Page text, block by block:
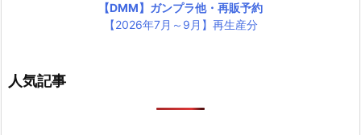
【DMM】ガンプラ他・再販予約
【2026年7月～9月】再生産分
人気記事